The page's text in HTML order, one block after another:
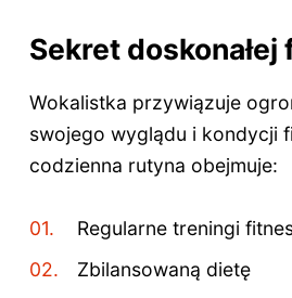
Sekret doskonałej
Wokalistka przywiązuje
swojego wyglądu i kondycji
codzienna rutyna obejmuje:
Regularne treningi
Zbilansowaną dietę